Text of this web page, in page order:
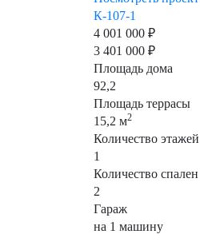
К-107-1
4 001 000 ₽
3 401 000 ₽
Площадь дома
92,2
Площадь террасы
15,2 м2
Количество этажей
1
Количество спален
2
Гараж
на 1 машину